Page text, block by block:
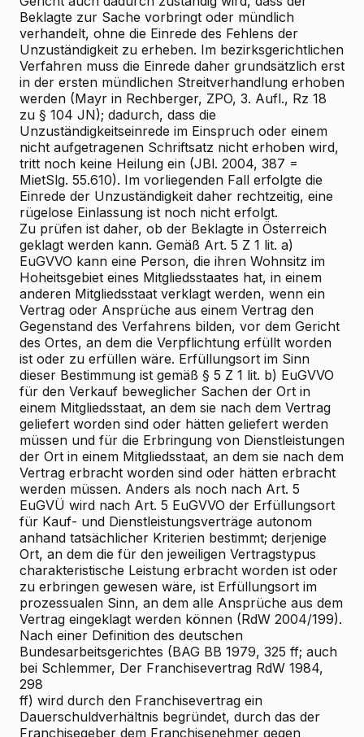
Beklagte zur Sache vorbringt oder mündlich
verhandelt, ohne die Einrede des Fehlens der
Unzuständigkeit zu erheben. Im bezirksgerichtlichen
Verfahren muss die Einrede daher grundsätzlich erst
in der ersten mündlichen Streitverhandlung erhoben
werden (Mayr in Rechberger, ZPO, 3. Aufl., Rz 18
zu § 104 JN); dadurch, dass die
Unzuständigkeitseinrede im Einspruch oder einem
nicht aufgetragenen Schriftsatz nicht erhoben wird,
tritt noch keine Heilung ein (JBl. 2004, 387 =
MietSlg. 55.610). Im vorliegenden Fall erfolgte die
Einrede der Unzuständigkeit daher rechtzeitig, eine
rügelose Einlassung ist noch nicht erfolgt.
Zu prüfen ist daher, ob der Beklagte in Österreich
geklagt werden kann. Gemäß Art. 5 Z 1 lit. a)
EuGVVO kann eine Person, die ihren Wohnsitz im
Hoheitsgebiet eines Mitgliedsstaates hat, in einem
anderen Mitgliedsstaat verklagt werden, wenn ein
Vertrag oder Ansprüche aus einem Vertrag den
Gegenstand des Verfahrens bilden, vor dem Gericht
des Ortes, an dem die Verpflichtung erfüllt worden
ist oder zu erfüllen wäre. Erfüllungsort im Sinn
dieser Bestimmung ist gemäß § 5 Z 1 lit. b) EuGVVO
für den Verkauf beweglicher Sachen der Ort in
einem Mitgliedsstaat, an dem sie nach dem Vertrag
geliefert worden sind oder hätten geliefert werden
müssen und für die Erbringung von Dienstleistungen
der Ort in einem Mitgliedsstaat, an dem sie nach dem
Vertrag erbracht worden sind oder hätten erbracht
werden müssen. Anders als noch nach Art. 5
EuGVÜ wird nach Art. 5 EuGVVO der Erfüllungsort
für Kauf- und Dienstleistungsverträge autonom
anhand tatsächlicher Kriterien bestimmt; derjenige
Ort, an dem die für den jeweiligen Vertragstypus
charakteristische Leistung erbracht worden ist oder
zu erbringen gewesen wäre, ist Erfüllungsort im
prozessualen Sinn, an dem alle Ansprüche aus dem
Vertrag eingeklagt werden können (RdW 2004/199).
Nach einer Definition des deutschen
Bundesarbeitsgerichtes (BAG BB 1979, 325 ff; auch
bei Schlemmer, Der Franchisevertrag RdW 1984,
298
ff) wird durch den Franchisevertrag ein
Dauerschuldverhältnis begründet, durch das der
Franchisegeber dem Franchisenehmer gegen